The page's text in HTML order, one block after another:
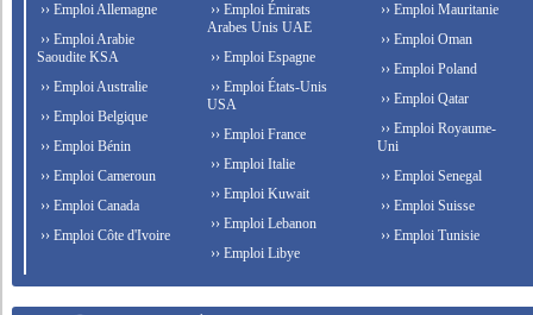
›› Emploi Allemagne
›› Emploi Arabie
Saoudite KSA
›› Emploi Australie
›› Emploi Belgique
›› Emploi Bénin
›› Emploi Cameroun
›› Emploi Canada
›› Emploi Côte d'Ivoire
›› Emploi Émirats
Arabes Unis UAE
›› Emploi Espagne
›› Emploi États-Unis
USA
›› Emploi France
›› Emploi Italie
›› Emploi Kuwait
›› Emploi Lebanon
›› Emploi Libye
›› Emploi Mauritanie
›› Emploi Oman
›› Emploi Poland
›› Emploi Qatar
›› Emploi Royaume-
Uni
›› Emploi Senegal
›› Emploi Suisse
›› Emploi Tunisie